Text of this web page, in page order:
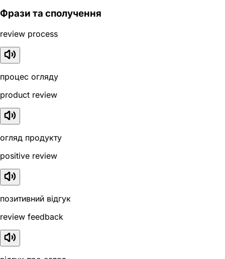
Фрази та сполучення
review process
процес огляду
product review
огляд продукту
positive review
позитивний відгук
review feedback